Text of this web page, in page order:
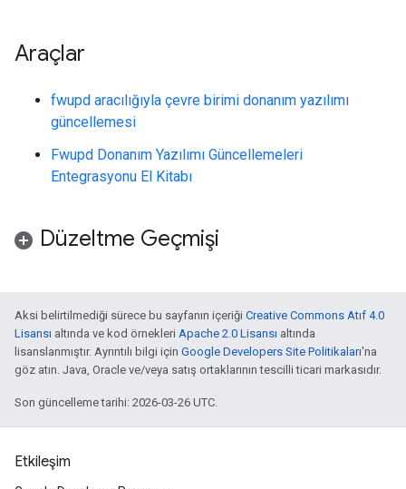
Araçlar
fwupd aracılığıyla çevre birimi donanım yazılımı
güncellemesi
Fwupd Donanım Yazılımı Güncellemeleri
Entegrasyonu El Kitabı
Düzeltme Geçmişi
Aksi belirtilmediği sürece bu sayfanın içeriği Creative Commons Atıf 4.0
Lisansı altında ve kod örnekleri Apache 2.0 Lisansı altında
lisanslanmıştır. Ayrıntılı bilgi için Google Developers Site Politikaları'na
göz atın. Java, Oracle ve/veya satış ortaklarının tescilli ticari markasıdır.
Son güncelleme tarihi: 2026-03-26 UTC.
Etkileşim